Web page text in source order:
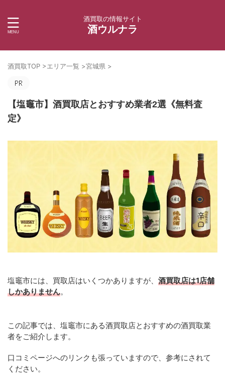
酒買取の情報サイト
酒ウルナラ
酒買取TOP >エリア一覧 >宮城県 >
【塩竈市】酒買取店とおすすめ業者2選《無料査
定》
塩竈市には、買取店はいくつかありますが、 酒買取店は1店舗
しかありません。
この記事では、塩竈市にある酒買取店とおすすめの酒買取業
者をご紹介します。
口コミページへのリンクも張っていますので、参考にされて
ください。